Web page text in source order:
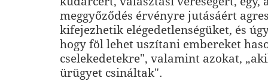
meggyőződés érvényre jutásáért
kifejezhetik elégedetlenségüket, és
hogy föl lehet uszítani embereket
cselekedetekre", valamint azokat,
ürügyet csináltak".